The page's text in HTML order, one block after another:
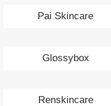
Pai Skincare
Glossybox
Renskincare